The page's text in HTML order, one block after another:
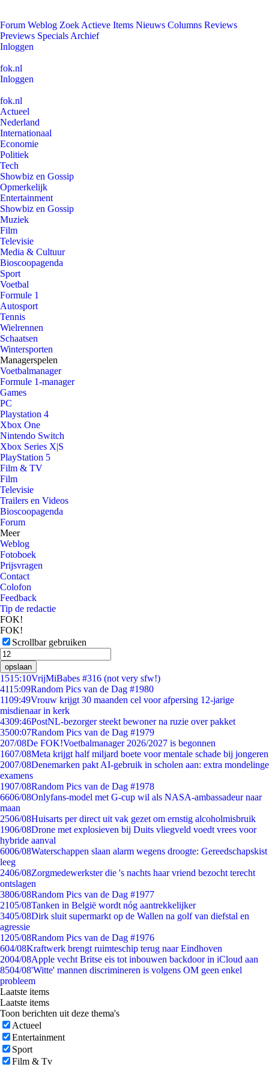
Forum Weblog Zoek Actieve Items Nieuws Columns Reviews
Previews Specials Archief
Inloggen
fok.nl
Inloggen
fok.nl
Actueel
Nederland
Internationaal
Economie
Politiek
Tech
Showbiz en Gossip
Opmerkelijk
Entertainment
Showbiz en Gossip
Muziek
Film
Televisie
Media & Cultuur
Bioscoopagenda
Sport
Voetbal
Formule 1
Autosport
Tennis
Wielrennen
Schaatsen
Wintersporten
Managerspelen
Voetbalmanager
Formule 1-manager
Games
PC
Playstation 4
Xbox One
Nintendo Switch
Xbox Series X|S
PlayStation 5
Film & TV
Film
Televisie
Trailers en Videos
Bioscoopagenda
Forum
Meer
Weblog
Fotoboek
Prijsvragen
Contact
Colofon
Feedback
Tip de redactie
FOK!
FOK!
Scrollbar gebruiken
opslaan
1515:10VrijMiBabes #316 (not very sfw!)
4115:09Random Pics van de Dag #1980
1109:49Vrouw krijgt 30 maanden cel voor afpersing 12-jarige
misdienaar in kerk
4309:46PostNL-bezorger steekt bewoner na ruzie over pakket
3500:07Random Pics van de Dag #1979
207/08De FOK!Voetbalmanager 2026/2027 is begonnen
1607/08Meta krijgt half miljard boete voor mentale schade bij jongeren
2007/08Denemarken pakt AI-gebruik in scholen aan: extra mondelinge
examens
1907/08Random Pics van de Dag #1978
6606/08Onlyfans-model met G-cup wil als NASA-ambassadeur naar
maan
2506/08Huisarts per direct uit vak gezet om ernstig alcoholmisbruik
1906/08Drone met explosieven bij Duits vliegveld voedt vrees voor
hybride aanval
6006/08Waterschappen slaan alarm wegens droogte: Gereedschapskist
leeg
2406/08Zorgmedewerkster die 's nachts haar vriend bezocht terecht
ontslagen
3806/08Random Pics van de Dag #1977
2105/08Tanken in België wordt nóg aantrekkelijker
3405/08Dirk sluit supermarkt op de Wallen na golf van diefstal en
agressie
1205/08Random Pics van de Dag #1976
604/08Kraftwerk brengt ruimteschip terug naar Eindhoven
2004/08Apple vecht Britse eis tot inbouwen backdoor in iCloud aan
8504/08'Witte' mannen discrimineren is volgens OM geen enkel
probleem
Laatste items
Laatste items
Toon berichten uit deze thema's
Actueel
Entertainment
Sport
Film & Tv